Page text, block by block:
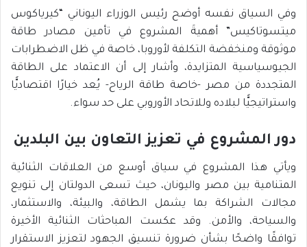
وفي السياق نفسه أوضح رئيس الوزراء اليوناني “كيرياكوس
ميتسوتاكيس” أهميةَ المشروع في تأمين مصادر طاقة
موثوقة ومنخفضة التكلفة لأوروبا، خاصة في ظل الاضطرابات
الجيوسياسية المتزايدة، وأشار إلى أن الاعتماد على الطاقة
المتجددة من مصر -خاصة طاقة الرياح- يُعد خيارًا اقتصاديًّا
واستراتيجيًّا لبلاده وللاتحاد الأوروبي على حد سواء.
دور المشروع في تعزيز التعاون بين البلدين
ويأتي هذا المشروع في سياق أوسع من العلاقات الثنائية
المتنامية بين مصر واليونان، حيث تسعى الدولتان إلى تنويع
مجالات الشراكة بما يشمل الطاقة، والبيئة، والاستثمار،
والسياحة، والأمن. وقد عكست المباحثات الثنائية الأخيرة
توافقًا واضحًا بشأن ضرورة تنسيق الجهود لتعزيز الاستقرار